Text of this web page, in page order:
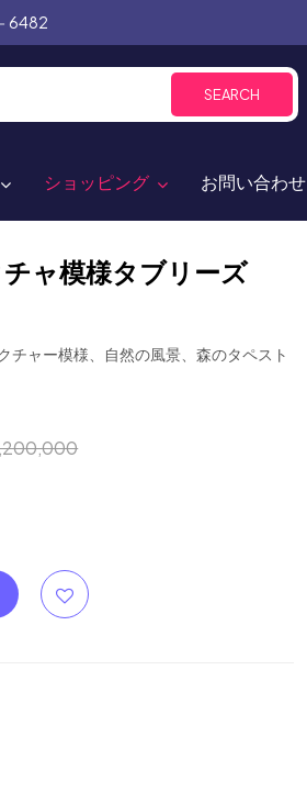
6482
SEARCH
ショッピング お問い合わせ
ャ模様タブリーズ
チャー模様、自然の風景、森のタペスト